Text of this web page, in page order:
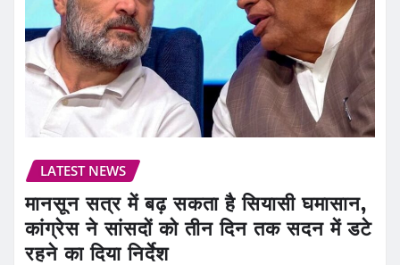
LATEST NEWS
मानसून सत्र में बढ़ सकता है सियासी घमासान,
कांग्रेस ने सांसदों को तीन दिन तक सदन में डटे
रहने का दिया निर्देश